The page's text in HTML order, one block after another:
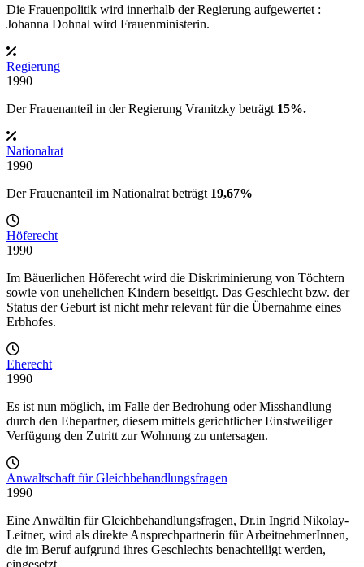
Die Frauenpolitik wird innerhalb der Regierung aufgewertet :
Johanna Dohnal wird Frauenministerin.
Regierung
1990
Der Frauenanteil in derRegierung Vranitzky beträgt 15%.
Nationalrat
1990
Der Frauenanteil im Nationalrat beträgt 19,67%
Höferecht
1990
Im Bäuerlichen Höferecht wird die Diskriminierung von Töchtern
sowie von unehelichen Kindern beseitigt. Das Geschlecht bzw. der
Status der Geburt ist nicht mehr relevant für die Übernahme eines
Erbhofes.
Eherecht
1990
Es ist nun möglich, im Falle der Bedrohung oder Misshandlung
durch den Ehepartner, diesem mittels gerichtlicher Einstweiliger
Verfügung den Zutritt zur Wohnung zu untersagen.
Anwaltschaft für Gleichbehandlungsfragen
1990
Eine Anwältin für Gleichbehandlungsfragen, Dr.in Ingrid Nikolay-
Leitner, wird als direkte Ansprechpartnerin für ArbeitnehmerInnen,
die im Beruf aufgrund ihres Geschlechts benachteiligt werden,